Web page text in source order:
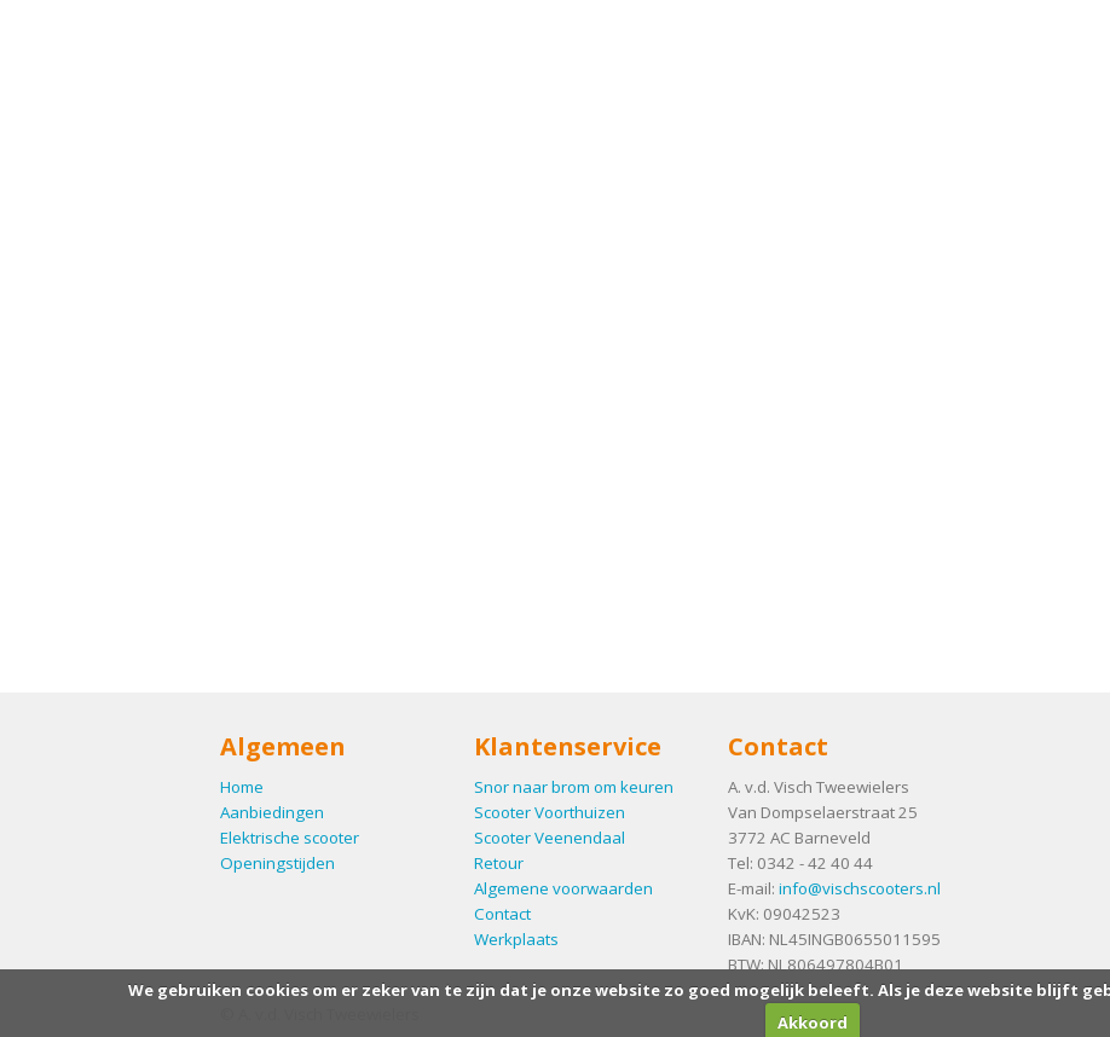
Algemeen
Home
Aanbiedingen
Elektrische scooter
Openingstijden
Klantenservice
Snor naar brom om keuren
Scooter Voorthuizen
Scooter Veenendaal
Retour
Algemene voorwaarden
Contact
Werkplaats
Contact
A. v.d. Visch Tweewielers
Van Dompselaerstraat 25
3772 AC Barneveld
Tel: 0342 - 42 40 44
E-mail: info@vischscooters.nl
KvK: 09042523
IBAN: NL45INGB0655011595
BTW: NL806497804B01
We gebruiken cookies om er zeker van te zijn dat je onze website zo goed mogelijk beleeft. Als je deze website blijft
Akkoord